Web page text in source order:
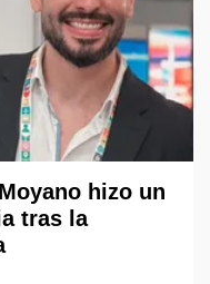
hizo un
tras la